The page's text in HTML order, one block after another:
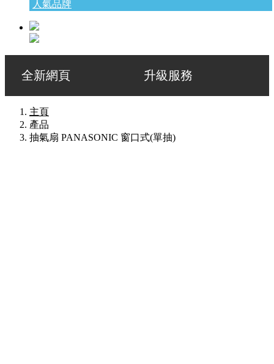
人氣品牌
全新網頁 升級服務
主頁
產品
抽氣扇 PANASONIC 窗口式(單抽)